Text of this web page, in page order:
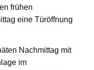
frühen
eine Türöffnung
Nachmittag mit
im